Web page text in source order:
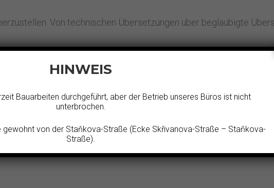
Von technischen Übersetzungen über beglaubigte
HINWEIS
Bauarbeiten durchgeführt, aber der Betrieb unseres Büros ist nicht
unterbrochen.
gewohnt von der Staňkova-Straße (Ecke Skřivanova-Straße – Staňkova-
Straße).